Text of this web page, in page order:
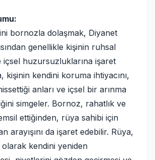
bornozla dolaşmak, Diyanet
genellikle kişinin ruhsal
huzursuzluklarına işaret
kişinin kendini koruma ihtiyacını,
anları ve içsel bir arınma
simgeler. Bornoz, rahatlık ve
ettiğinden, rüya sahibi için
arayışını da işaret edebilir. Rüya,
kendini yeniden